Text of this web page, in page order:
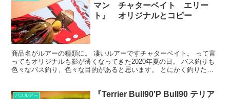
マン チャターベイト エリー
ト』 オリジナルとコピー
商品名がルアーの種類に。 凄いルアーですチャターベイト。 って言
ってもオリジナルも影が薄くなってきた2020年夏の日。 バス釣りも
色々なバス釣り、色々な目的があると思います。 とにかく釣りた
バスルアー
『Terrier Bull90’P Bull90 テリア